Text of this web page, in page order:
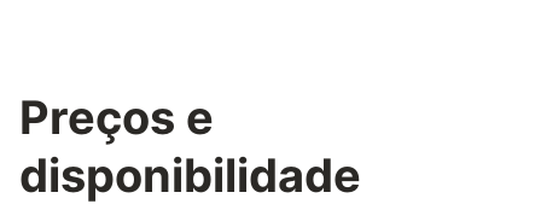
Preços e
disponibilidade